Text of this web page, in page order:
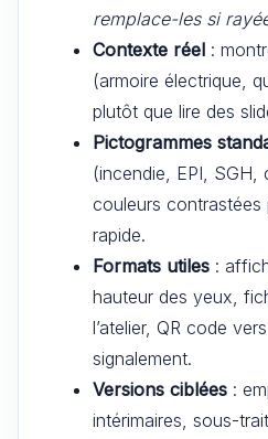
remplace-les si
Contexte réel :
(armoire électrique,
plutôt que lire des
Pictogrammes
(incendie, EPI, SGH,
couleurs contrastées
rapide.
Formats utiles :
hauteur des yeux,
l’atelier, QR code
signalement.
Versions ciblées :
intérimaires, sous-